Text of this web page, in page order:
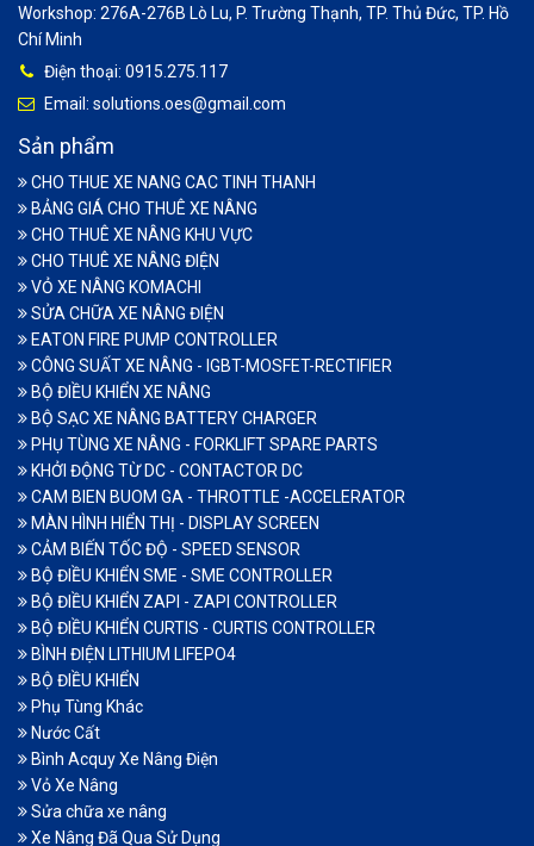
Workshop: 276A-276B Lò Lu, P. Trường Thạnh, TP. Thủ Đức, TP. Hồ
Chí Minh
Điện thoại: 0915.275.117
Email: solutions.oes@gmail.com
Sản phẩm
CHO THUE XE NANG CAC TINH THANH
BẢNG GIÁ CHO THUÊ XE NÂNG
CHO THUÊ XE NÂNG KHU VỰC
CHO THUÊ XE NÂNG ĐIỆN
VỎ XE NÂNG KOMACHI
SỬA CHỮA XE NÂNG ĐIỆN
EATON FIRE PUMP CONTROLLER
CÔNG SUẤT XE NÂNG - IGBT-MOSFET-RECTIFIER
BỘ ĐIỀU KHIỂN XE NÂNG
BỘ SẠC XE NÂNG BATTERY CHARGER
PHỤ TÙNG XE NÂNG - FORKLIFT SPARE PARTS
KHỞI ĐỘNG TỪ DC - CONTACTOR DC
CAM BIEN BUOM GA - THROTTLE -ACCELERATOR
MÀN HÌNH HIỂN THỊ - DISPLAY SCREEN
CẢM BIẾN TỐC ĐỘ - SPEED SENSOR
BỘ ĐIỀU KHIỂN SME - SME CONTROLLER
BỘ ĐIỀU KHIỂN ZAPI - ZAPI CONTROLLER
BỘ ĐIỀU KHIỂN CURTIS - CURTIS CONTROLLER
BÌNH ĐIỆN LITHIUM LIFEPO4
BỘ ĐIỀU KHIỂN
Phụ Tùng Khác
Nước Cất
Bình Acquy Xe Nâng Điện
Vỏ Xe Nâng
Sửa chữa xe nâng
Xe Nâng Đã Qua Sử Dụng